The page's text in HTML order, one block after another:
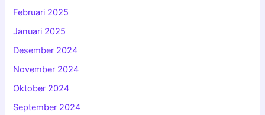
Februari 2025
Januari 2025
Desember 2024
November 2024
Oktober 2024
September 2024